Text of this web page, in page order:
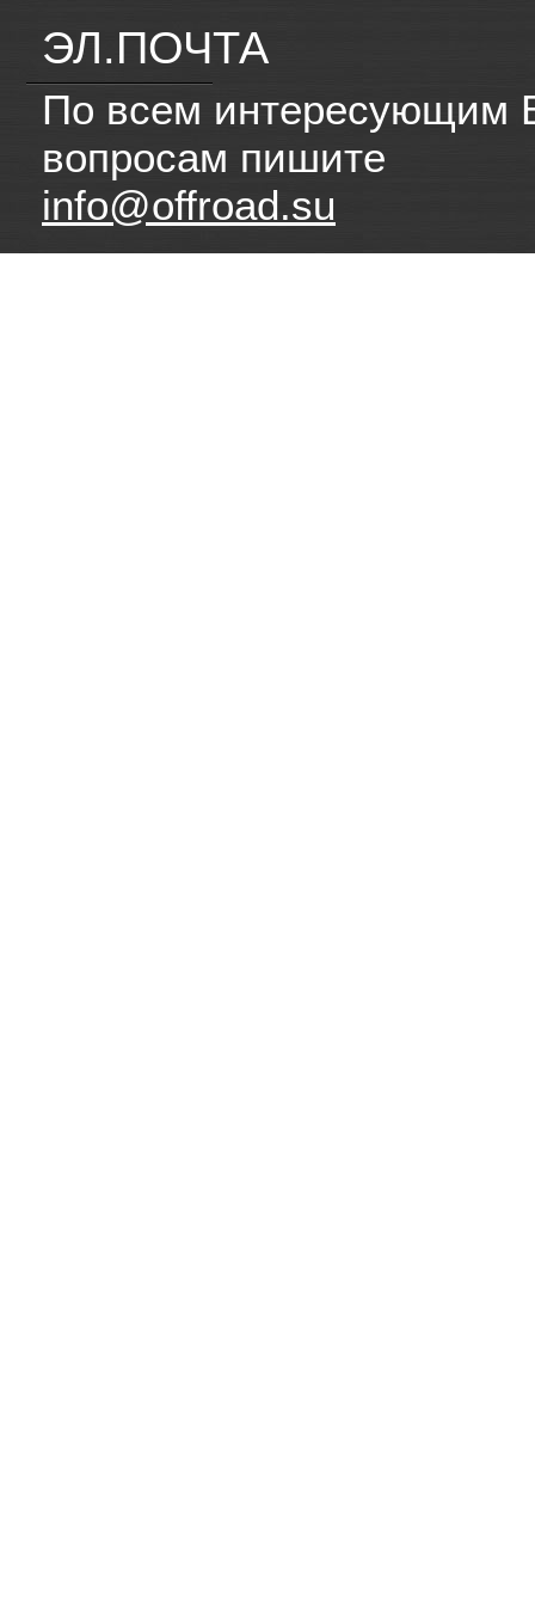
ЭЛ.ПОЧТА
По всем интересующим
вопросам пишите
info@offroad.su